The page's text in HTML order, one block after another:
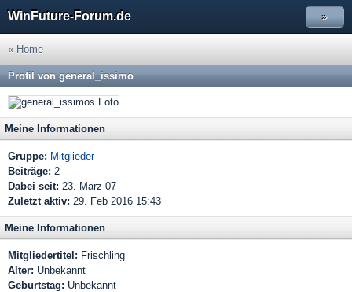
WinFuture-Forum.de »
« Home
Profil von general_issimo
Meine Informationen
Gruppe: Mitglieder
Beiträge: 2
Dabei seit: 23. März 07
Zuletzt aktiv: 29. Feb 2016 15:43
Meine Informationen
Mitgliedertitel: Frischling
Alter: Unbekannt
Geburtstag: Unbekannt